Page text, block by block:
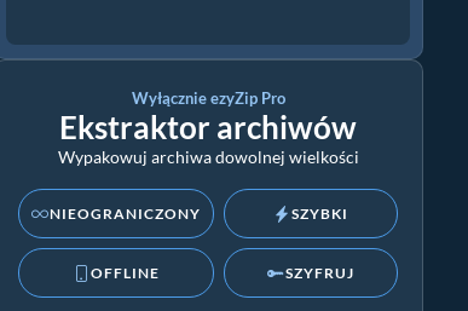
Wyłącznie ezyZip Pro
Ekstraktor archiwów
Wypakowuj archiwa dowolnej wielkości
NIEOGRANICZONY SZYBKI
OFFLINE SZYFRUJ